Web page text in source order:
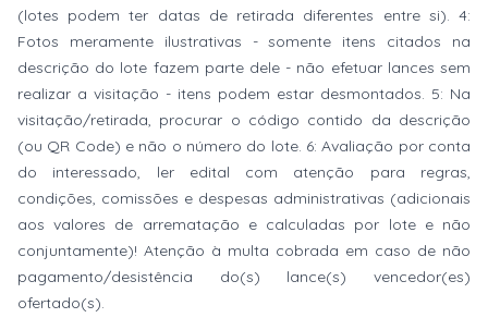
(lotes podem ter datas de retirada diferentes entre si). 4:
Fotos meramente ilustrativas - somente itens citados na
descrição do lote fazem parte dele - não efetuar lances sem
realizar a visitação - itens podem estar desmontados. 5: Na
visitação/retirada, procurar o código contido da descrição
(ou QR Code) e não o número do lote. 6: Avaliação por conta
do interessado, ler edital com atenção para regras,
condições, comissões e despesas administrativas (adicionais
aos valores de arrematação e calculadas por lote e não
conjuntamente)! Atenção à multa cobrada em caso de não
pagamento/desistência do(s) lance(s) vencedor(es)
ofertado(s).